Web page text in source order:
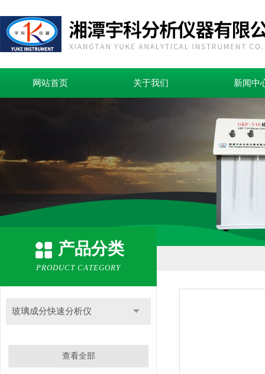
网站首页 关于我们 新闻中
产品分类
PRODUCT CATEGORY
玻璃成分快速分析仪
查看全部